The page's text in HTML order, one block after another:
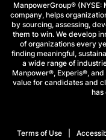
ManpowerGroup®
company, helps
by sourcing, assessing,
them to win. We develop
of organizations every
finding meaningful,
a wide range of
Manpower®, Experis®,
value for candidates and
has
Terms of Use